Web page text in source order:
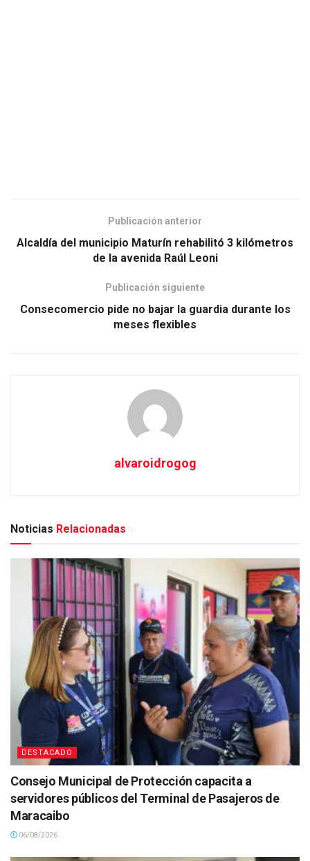
Publicación anterior
Alcaldía del municipio Maturín rehabilitó 3 kilómetros
de la avenida Raúl Leoni
Publicación siguiente
Consecomercio pide no bajar la guardia durante los
meses flexibles
alvaroidrogog
Noticias Relacionadas
DESTACADO
Consejo Municipal de Protección capacita a
servidores públicos del Terminal de Pasajeros de
Maracaibo
06/08/2026